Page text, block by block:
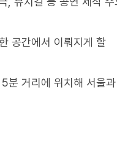
공간에서 이뤄지게 할
분 거리에 위치해 서울